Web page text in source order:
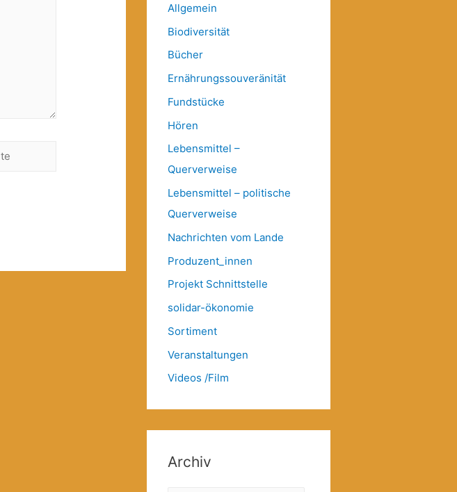
Allgemein
Biodiversität
Bücher
Ernährungssouveränität
Fundstücke
Hören
Lebensmittel –
Querverweise
Lebensmittel – politische
Querverweise
Nachrichten vom Lande
Produzent_innen
Projekt Schnittstelle
solidar-ökonomie
Sortiment
Veranstaltungen
Videos /Film
Archiv